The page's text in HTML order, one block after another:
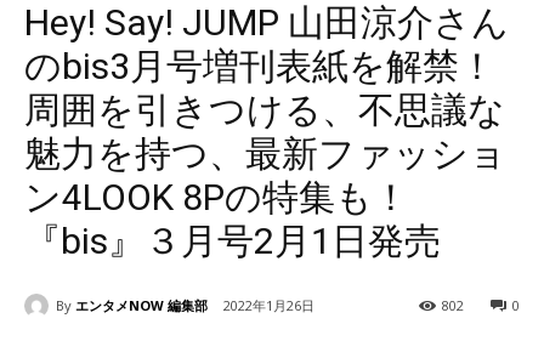
Hey! Say! JUMP 山田涼介さん
のbis3月号増刊表紙を解禁！
周囲を引きつける、不思議な
魅力を持つ、最新ファッショ
ン4LOOK 8Pの特集も！
『bis』３月号2月1日発売
By エンタメNOW 編集部 2022年1月26日 0
802